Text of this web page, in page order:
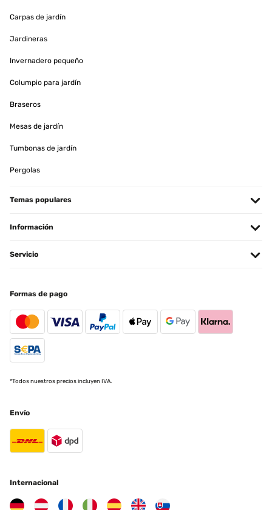
Carpas de jardín
Jardineras
Invernadero pequeño
Columpio para jardín
Braseros
Mesas de jardín
Tumbonas de jardín
Pergolas
Temas populares
Información
Servicio
Formas de pago
*Todos nuestros precios incluyen IVA.
Envío
Internacional